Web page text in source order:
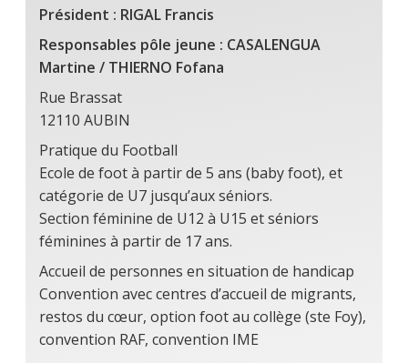
Président : RIGAL Francis
Responsables pôle jeune : CASALENGUA
Martine / THIERNO Fofana
Rue Brassat
12110 AUBIN
Pratique du Football
Ecole de foot à partir de 5 ans (baby foot), et
catégorie de U7 jusqu’aux séniors.
Section féminine de U12 à U15 et séniors
féminines à partir de 17 ans.
Accueil de personnes en situation de handicap
Convention avec centres d’accueil de migrants,
restos du cœur, option foot au collège (ste Foy),
convention RAF, convention IME